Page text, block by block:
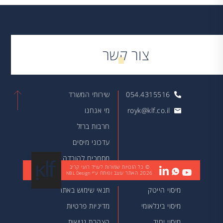
צור קשר
054.4315516
royk@klf.co.il
שירותי המשרד
מי אנחנו
חרבות ברזל
עדכוני מיסים
מסמכים להורדה
מאמרים
מיסוי הייטק
מיסוי בינלאומי
תנאי שימוש באתר
מדיניות פרטיות
© כל הזכויות שמורות לעו״ד רועי קריב
2026 האתר עוצב ופותח ע״י NBL Design